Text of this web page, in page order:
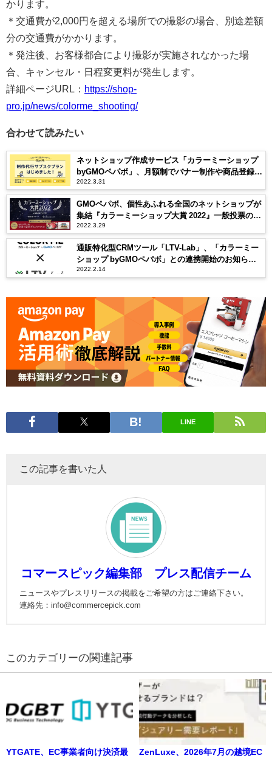
かります。
＊交通費が2,000円を超える場所での撮影の場合、別途差額
分の交通費がかかります。
＊発注後、お客様都合により撮影が実施されなかった場
合、キャンセル・日程変更料が発生します。
詳細ページURL： https://shop-
pro.jp/news/colorme_shooting/
合わせて読みたい
ネットショップ作成サービス「カラーミーショップ
byGMOペパボ」、月額制でバナー制作や商品登録な
どを代行する『制作代行サブスクプラン』を本日
3/31より提供開始
2022.3.31
GMOペパボ、個性あふれる全国のネットショップが
集結『カラーミーショップ大賞 2022』一般投票の受
付を本日3/29（火）から開始
2022.3.29
通販特化型CRMツール「LTV-Lab」、「カラーミー
ショップ byGMOペパボ」との連携開始のお知ら
せ
2022.2.14
LINE
この記事を書いた人
コマースピック編集部 プレス配信チーム
ニュースやプレスリリースの掲載をご希望の方はご連絡下さい。
連絡先：info@commercepick.com
の関連記事
YTGATE、EC事業者向け決済最
ZenLuxe、2026年7月の越境EC